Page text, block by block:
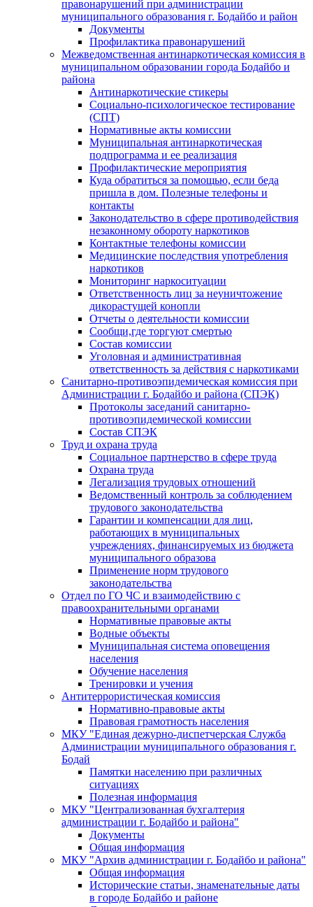
правонарушений при администрации
муниципального образования г. Бодайбо и район
Документы
Профилактика правонарушений
Межведомственная антинаркотическая комиссия в
муниципальном образовании города Бодайбо и
района
Антинаркотические стикеры
Социально-психологическое тестирование
(СПТ)
Нормативные акты комиссии
Муниципальная антинаркотическая
подпрограмма и ее реализация
Профилактические мероприятия
Куда обратиться за помощью, если беда
пришла в дом. Полезные телефоны и
контакты
Законодательство в сфере противодействия
незаконному обороту наркотиков
Контактные телефоны комиссии
Медицинские последствия употребления
наркотиков
Мониторинг наркоситуации
Ответственность лиц за неуничтожение
дикорастущей конопли
Отчеты о деятельности комиссии
Сообщи,где торгуют смертью
Состав комиссии
Уголовная и административная
ответственность за действия с наркотиками
Санитарно-противоэпидемическая комиссия при
Администрации г. Бодайбо и района (СПЭК)
Протоколы заседаний санитарно-
противоэпидемической комиссии
Состав СПЭК
Труд и охрана труда
Социальное партнерство в сфере труда
Охрана труда
Легализация трудовых отношений
Ведомственный контроль за соблюдением
трудового законодательства
Гарантии и компенсации для лиц,
работающих в муниципальных
учреждениях, финансируемых из бюджета
муниципального образова
Применение норм трудового
законодательства
Отдел по ГО ЧС и взаимодействию с
правоохранительными органами
Нормативные правовые акты
Водные объекты
Муниципальная система оповещения
населения
Обучение населения
Тренировки и учения
Антитеррористическая комиссия
Нормативно-правовые акты
Правовая грамотность населения
МКУ "Единая дежурно-диспетчерская Служба
Администрации муниципального образования г.
Бодай
Памятки населению при различных
ситуациях
Полезная информация
МКУ "Централизованная бухгалтерия
администрации г. Бодайбо и района"
Документы
Общая информация
МКУ "Архив администрации г. Бодайбо и района"
Общая информация
Исторические статьи, знаменательные даты
в городе Бодайбо и районе